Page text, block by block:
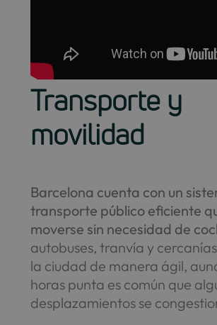
Transporte y
movilidad
Barcelona cuenta con un
transporte público eficiente
moverse sin necesidad de
autobuses, tranvía y
la ciudad de manera ágil,
horas punta es común que
desplazamientos se